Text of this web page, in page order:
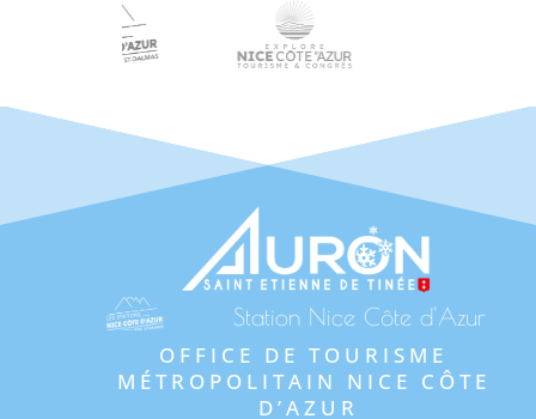
Station Nice Côte d'Azur
OFFICE DE TOURISME
MÉTROPOLITAIN NICE CÔTE
D’AZUR